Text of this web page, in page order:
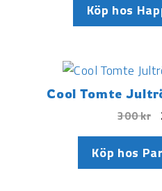
Köp hos
Cool Tomte
300kr
Köp hos